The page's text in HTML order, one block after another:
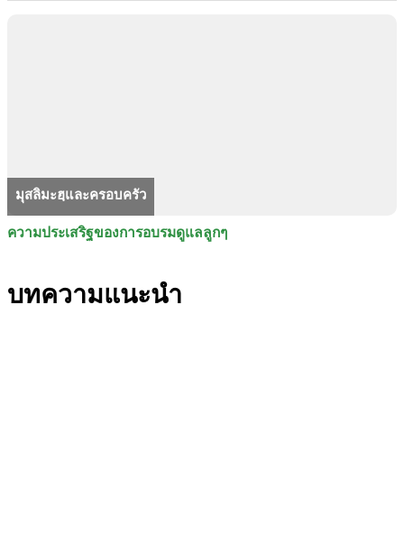
มุสลิมะฮฺและครอบครัว
ความประเสริฐของการอบรมดูแลลูกๆ
บทความแนะนำ